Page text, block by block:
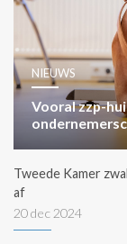
NIEUWS
Vooral zzp-
Tweede Kamer
af
20 dec 2024